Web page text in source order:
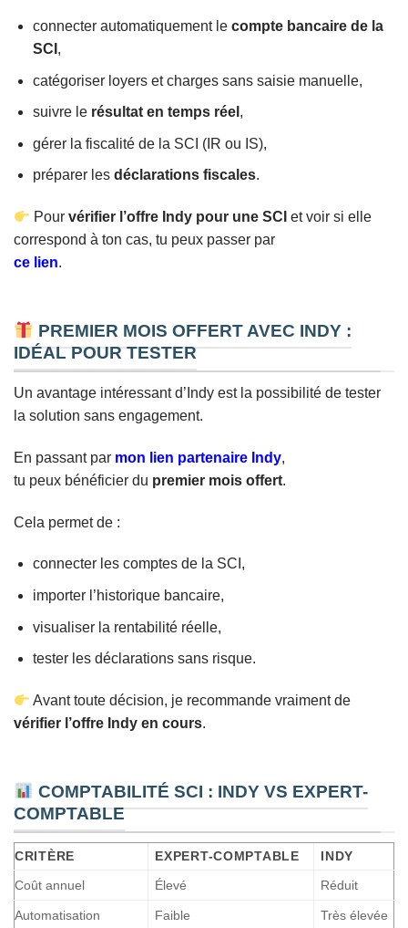
connecter automatiquement le compte bancaire de la
SCI ,
catégoriser loyers et charges sans saisie manuelle,
suivre le résultat en temps réel ,
gérer la fiscalité de la SCI (IR ou IS),
préparer les déclarations fiscales.
Pourvérifier l’offre Indy pour une SCI et voir si elle
correspond à ton cas, tu peux passer par
ce lien.
PREMIER MOIS OFFERT AVEC INDY :
IDÉAL POUR TESTER
Un avantage intéressant d’Indy est la possibilité de tester
la solution sans engagement.
En passant par mon lien partenaire Indy,
tu peux bénéficier du premier mois offert.
Cela permet de :
connecter les comptes de la SCI,
importer l’historique bancaire,
visualiser la rentabilité réelle,
tester les déclarations sans risque.
Avant toute décision, je recommande vraiment de
vérifier l’offre Indy en cours.
COMPTABILITÉ SCI : INDY VS EXPERT-
COMPTABLE
CRITÈRE EXPERT-COMPTABLE
INDY
Coût annuel
Élevé Réduit
Automatisation Faible Très élevée